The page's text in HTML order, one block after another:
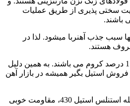
سختی پذیری از طریق عملیات
باشند.
سبب جذب آهنربا میشود. لذا در
هستند.
این فولادها دارای حداقل 11.5 درصد کروم می باشند. به همین دلیل
فروش استیل بگیر همیشه در بازار آهن
همۀ گریدهای فریتیک، از جمله استنلس استیل 430، مقاومت خوبی